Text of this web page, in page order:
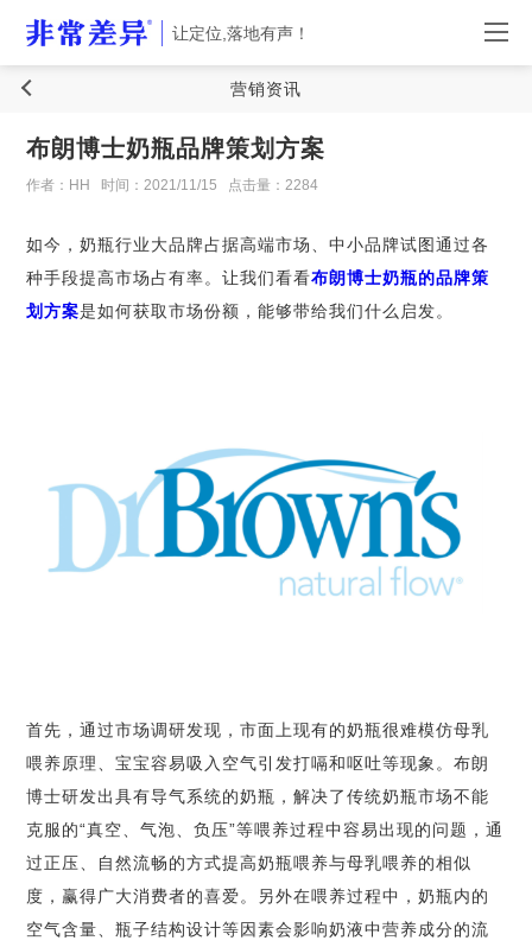
让定位,落地有声！
营销资讯
布朗博士奶瓶品牌策划方案
作者：HH 时间：2021/11/15 点击量：2284
如今，奶瓶行业大品牌占据高端市场、中小品牌试图通过各
种手段提高市场占有率。让我们看看布朗博士奶瓶的品牌策
划方案是如何获取市场份额，能够带给我们什么启发。
首先，通过市场调研发现，市面上现有的奶瓶很难模仿母乳
喂养原理、宝宝容易吸入空气引发打嗝和呕吐等现象。布朗
博士研发出具有导气系统的奶瓶，解决了传统奶瓶市场不能
克服的“真空、气泡、负压”等喂养过程中容易出现的问题，通
过正压、自然流畅的方式提高奶瓶喂养与母乳喂养的相似
度，赢得广大消费者的喜爱。另外在喂养过程中，奶瓶内的
空气含量、瓶子结构设计等因素会影响奶液中营养成分的流